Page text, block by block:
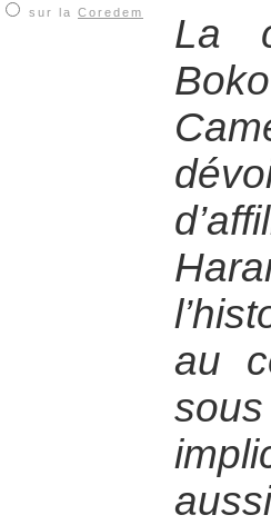
sur la Coredem
La
au